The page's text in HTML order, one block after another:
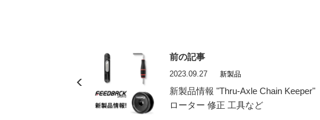
前の記事
2023.09.27 新製品
新製品情報 "Thru-Axle Chain Keeper"
ローター 修正 工具など